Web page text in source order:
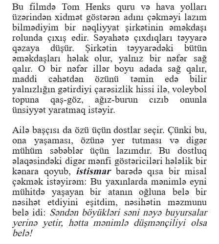
Bu filmdə Tom Henks quru və hava yolları
üzərindən xidmət göstərən adını çəkməyi lazım
bilmədiyim bir nəqliyyat şirkətinin əməkdaşı
rolunda çıxış edir. Səyahətə çıxdıqları təyyarə
qəzaya düşür. Şirkətin təyyarədəki bütün
əməkdaşları həlak olur, yalnız bir nəfər sağ
qalır. O bir nəfər illər boyu adada sağ qalır,
maddi cəhətdən özünü təmin edə bilir
yalnızlığın gətirdiyi çarəsizlik hissi ilə, voleybol
topuna qaş-göz, ağız-burun cızıb onunla
ünsiyyət yaratmaq istəyir.
Ailə başçısı da özü üçün dostlar seçir. Çünki bu,
ona yaşaması, özünə yer tutması və digər
mühüm səbəblər üçün lazımdır. Bu dostluq
əlaqəsindəki digər mənfi göstəriciləri hələlik bir
kənara qoyub, istismar barədə qısa bir misal
çəkmək istəyirəm: Bu yaxınlarda mənimlə eyni
mühitdə yaşayan bir atanın oğluna belə bir
nəsihət etdiyini eşitdim, nəsihətin məzmunu
belə idi: Səndən böyükləri səni nəyə buyursalar
yerinə yetir, hətta mənimlə düşmənçiliyi olsa
belə!